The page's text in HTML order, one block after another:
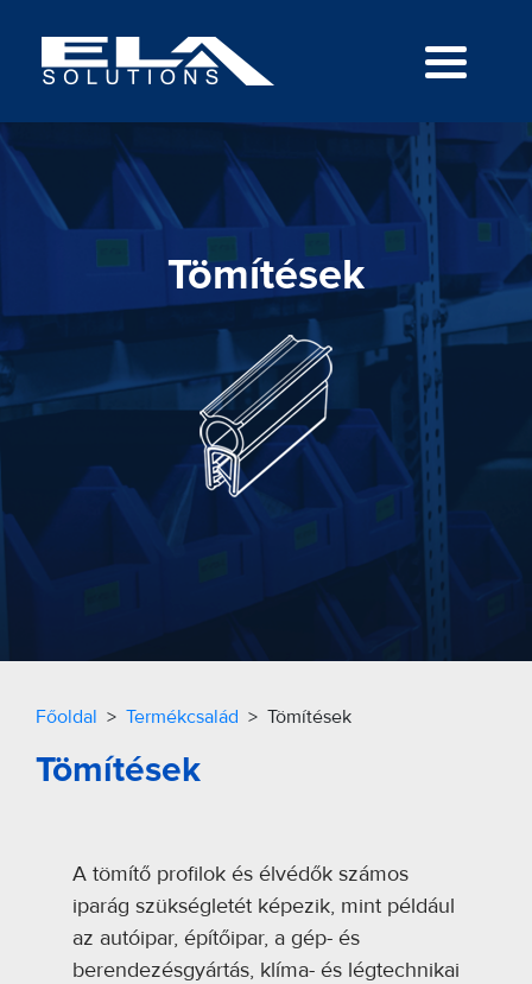
Tömítések
Főoldal > Termékcsalád > Tömítések
Tömítések
A tömítő profilok és élvédők számos
iparág szükségletét képezik, mint például
az autóipar, építőipar, a gép- és
berendezésgyártás, klíma- és légtechnikai